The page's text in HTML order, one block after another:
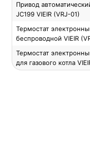
Привод
JC199 VIEIR (VRJ-01)
Термостат
беспроводной VIEIR
Термостат
для газового котла